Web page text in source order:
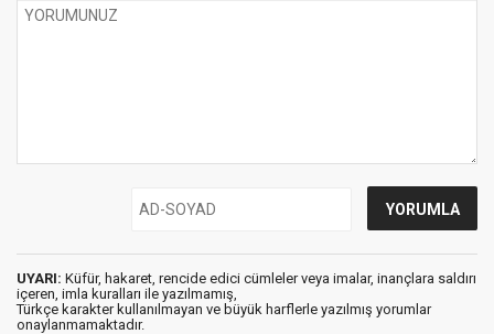
UYARI: Küfür, hakaret, rencide edici cümleler veya imalar, inançlara saldırı
içeren, imla kuralları ile yazılmamış,
Türkçe karakter kullanılmayan ve büyük harflerle yazılmış yorumlar
onaylanmamaktadır.